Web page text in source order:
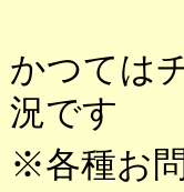
かつては
況です
※各種お